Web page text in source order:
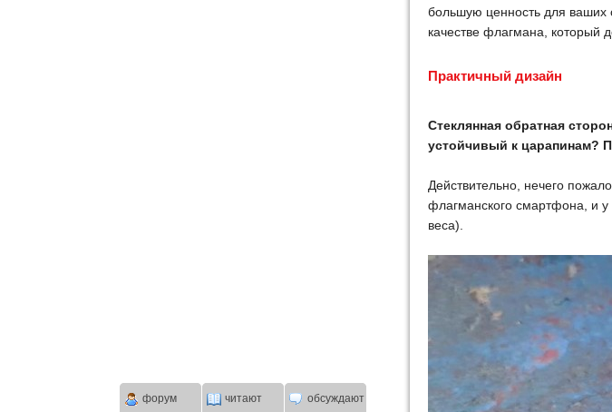
большую ценность для ваших
качестве флагмана, который
Практичный дизайн
Стеклянная обратная
устойчивый к царапинам?
Действительно, нечего
флагманского смартфона, и у
веса).
форум читают обсуждают